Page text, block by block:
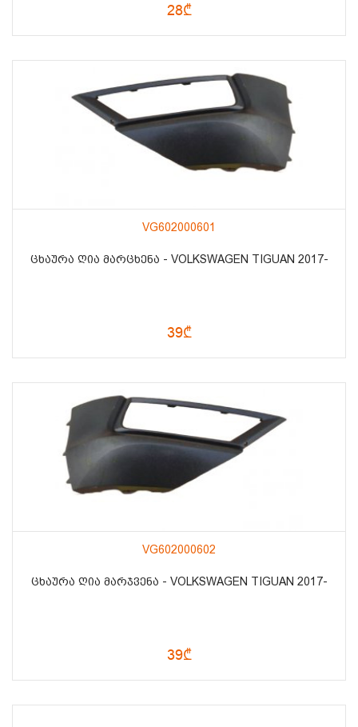
28₾
VG602000601
ᲪᲮᲐᲣᲠᲐ ᲦᲘᲐ ᲛᲐᲠᲪᲮᲔᲜᲐ - VOLKSWAGEN TIGUAN 2017-
39₾
VG602000602
ᲪᲮᲐᲣᲠᲐ ᲦᲘᲐ ᲛᲐᲠᲯᲕᲔᲜᲐ - VOLKSWAGEN TIGUAN 2017-
39₾